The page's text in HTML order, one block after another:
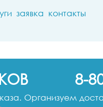
заявка контакты
8-
Организуем